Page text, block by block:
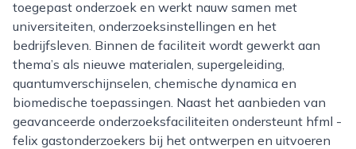
toegepast onderzoek en werkt nauw samen met
universiteiten, onderzoeksinstellingen en het
bedrijfsleven. Binnen de faciliteit wordt gewerkt aan
thema’s als nieuwe materialen, supergeleiding,
quantumverschijnselen, chemische dynamica en
biomedische toepassingen. Naast het aanbieden van
geavanceerde onderzoeksfaciliteiten ondersteunt hfml -
felix gastonderzoekers bij het ontwerpen en uitvoeren